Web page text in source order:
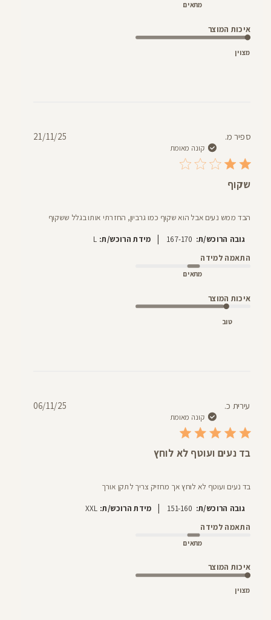
מתאים
איכות המוצר
מצוין
ספיר מ.
קונה מאומת
שקוף
הבד ממש נעים אבל הוא שקוף כמו גרביון, החזרתי אותו בגלל ששקוף
גובה הרוכש/ת: 167-170
| מידת הרוכש/ת: L
התאמה למידה
מתאים
איכות המוצר
טוב
21/11/25
עירית כ.
קונה מאומת
בד נעים ועוטף לא לוחץ
בד נעים ועוטף לא לוחץ אך מחזיק צריך לתקן אורך
גובה הרוכש/ת: 151-160
| מידת הרוכש/ת: XXL
התאמה למידה
מתאים
איכות המוצר
מצוין
תאריך06/11/25